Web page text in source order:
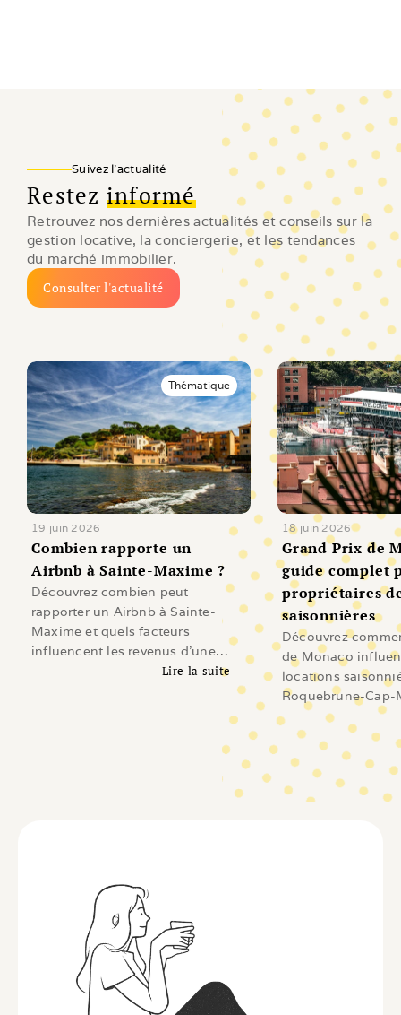
Suivez l'actualité
Restez informé
Retrouvez nos dernières actualités et conseils sur la
gestion locative, la conciergerie, et les tendances
du marché immobilier.
Consulter l'actualité
Thématique
19 juin 2026
Combien rapporte un
Airbnb à Sainte-Maxime ?
Découvrez combien peut
rapporter un Airbnb à Sainte-
Maxime et quels facteurs
influencent les revenus d'une
location saisonnière sur le Golfe
Lire la suite
18 juin 2026
Grand Prix de
guide complet
propriétaires
saisonnières
Découvrez
de Monaco
locations
Roquebrune-Cap-
Beausoleil, Cap-
Revenus,
investissement et
les propriétaires.